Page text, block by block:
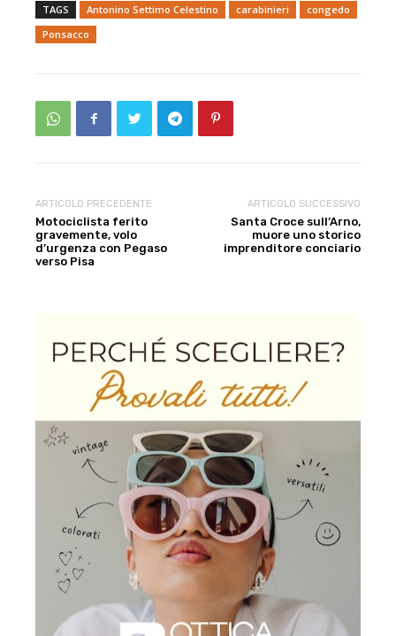
TAGS Antonino Settimo Celestino carabinieri
congedo
Ponsacco
ARTICOLO PRECEDENTE
Motociclista ferito
gravemente, volo
d’urgenza con Pegaso
verso Pisa
ARTICOLO SUCCESSIVO
Santa Croce sull’Arno,
muore uno storico
imprenditore conciario